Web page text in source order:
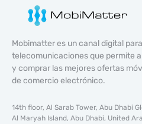
Mobimatter es un canal digital
telecomunicaciones que permite
y comprar las mejores ofertas
de comercio electrónico.
14th floor, Al Sarab Tower, Abu Dhabi
Al Maryah Island, Abu Dhabi, United